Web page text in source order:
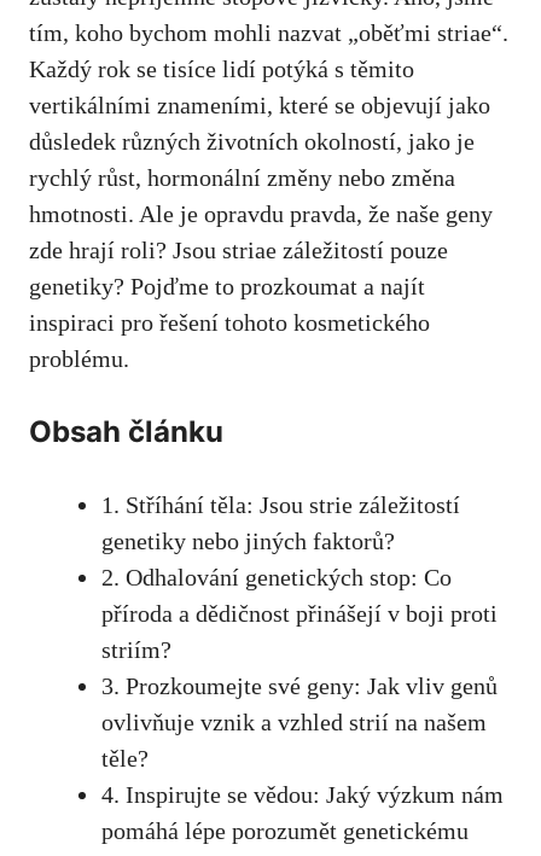
tím, koho bychom mohli nazvat „oběťmi striae“.
Každý rok se tisíce lidí potýká s těmito​
vertikálními znameními, které se ⁢objevují jako
důsledek různých životních⁣ okolností, jako​ je
rychlý růst, hormonální změny nebo změna ​
hmotnosti. Ale je ‌opravdu‍ pravda, že naše geny
zde ⁣hrají roli? Jsou striae záležitostí pouze
genetiky?​ Pojďme to prozkoumat a najít
inspiraci pro řešení tohoto ⁢kosmetického
problému.
Obsah článku
1. Stříhání ‍těla: Jsou strie ‌záležitostí
genetiky nebo jiných faktorů?
2. Odhalování genetických stop: Co
příroda a dědičnost ‍přinášejí v boji proti
striím?
3. Prozkoumejte své geny: Jak vliv genů‍
ovlivňuje vznik⁢ a vzhled strií na našem
⁢těle?​
4. Inspirujte ⁢se vědou: Jaký​ výzkum nám
pomáhá lépe porozumět genetickému